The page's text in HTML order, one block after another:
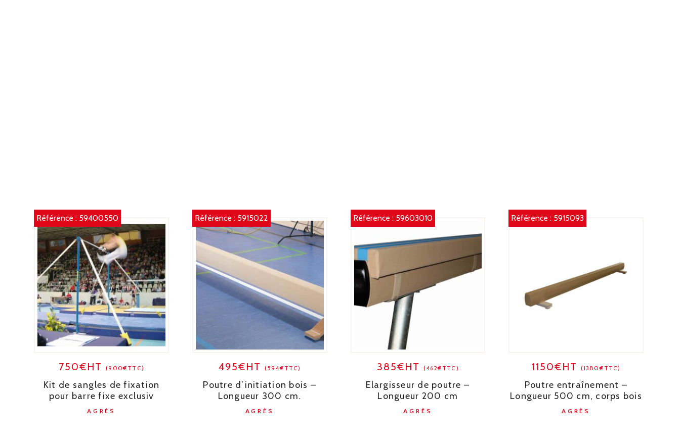
Référence : 59400550
750€HT(900€TTC)
Kit de sangles de fixation
pour barre fixe exclusiv
AGRÈS
Référence : 5915022
495€HT (594€TTC)
Poutre d’initiation bois –
Longueur 300 cm.
AGRÈS
Référence : 59603010
385€HT (462€TTC)
Elargisseur de poutre –
Longueur 200 cm
AGRÈS
Référence : 5915093
1150€HT (1380€TTC)
Poutre entraînement –
Longueur 500 cm, corps bois
AGRÈS